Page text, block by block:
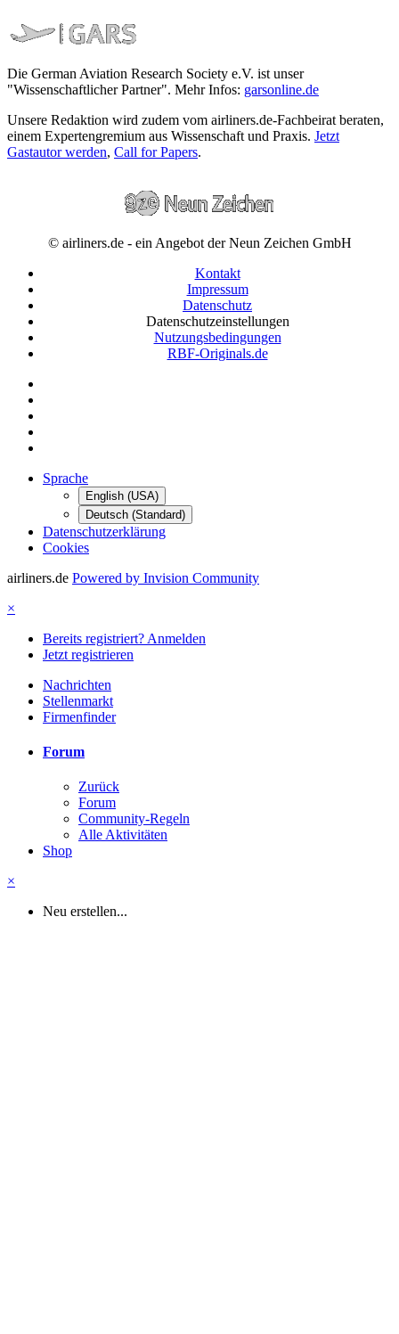
Die German Aviation Research Society e.V. ist unser
"Wissenschaftlicher Partner". Mehr Infos: garsonline.de
Unsere Redaktion wird zudem vom airliners.de-Fachbeirat beraten,
einem Expertengremium aus Wissenschaft und Praxis. Jetzt
Gastautor werden, Call for Papers.
© airliners.de - ein Angebot der Neun Zeichen GmbH
Kontakt
Impressum
Datenschutz
Datenschutzeinstellungen
Nutzungsbedingungen
RBF-Originals.de
Sprache
English (USA)
Deutsch (Standard)
Datenschutzerklärung
Cookies
airliners.de Powered by Invision Community
×
Bereits registriert? Anmelden
Jetzt registrieren
Nachrichten
Stellenmarkt
Firmenfinder
Forum
Zurück
Forum
Community-Regeln
Alle Aktivitäten
Shop
×
Neu erstellen...